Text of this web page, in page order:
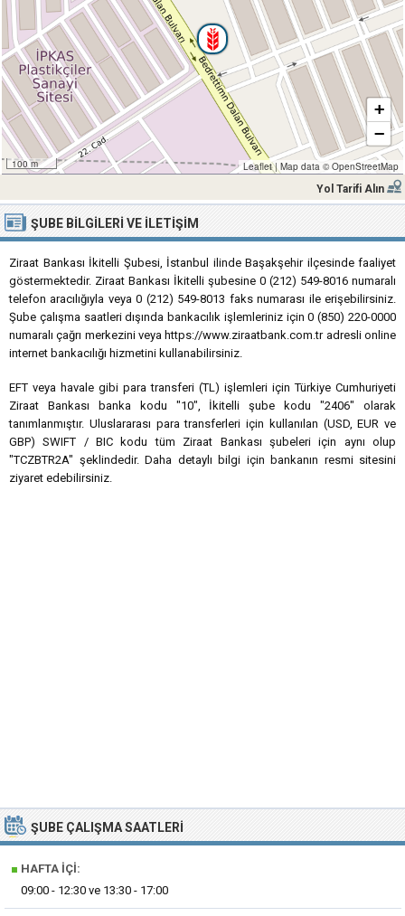
100 m
+
−
Leaflet |Map data ©OpenStreetMap
Yol Tarifi Alın
ŞUBE BILGILERI VE İLETIŞIM
Ziraat Bankası İkitelli Şubesi, İstanbul ilinde Başakşehir ilçesinde faaliyet
göstermektedir. Ziraat Bankası İkitelli şubesine 0 (212) 549-8016 numaralı
telefon aracılığıyla veya 0 (212) 549-8013 faks numarası ile erişebilirsiniz.
Şube çalışma saatleri dışında bankacılık işlemleriniz için 0 (850) 220-0000
numaralı çağrı merkezini veya https://www.ziraatbank.com.tr adresli online
internet bankacılığı hizmetini kullanabilirsiniz.
EFT veya havale gibi para transferi (TL) işlemleri için Türkiye Cumhuriyeti
Ziraat Bankası banka kodu "10", İkitelli şube kodu "2406" olarak
tanımlanmıştır. Uluslararası para transferleri için kullanılan (USD, EUR ve
GBP) SWIFT / BIC kodu tüm Ziraat Bankası şubeleri için aynı olup
"TCZBTR2A" şeklindedir. Daha detaylı bilgi için bankanın resmi sitesini
ziyaret edebilirsiniz.
ŞUBE ÇALIŞMA SAATLERI
■ HAFTA İÇI:
09:00 - 12:30 ve 13:30 - 17:00